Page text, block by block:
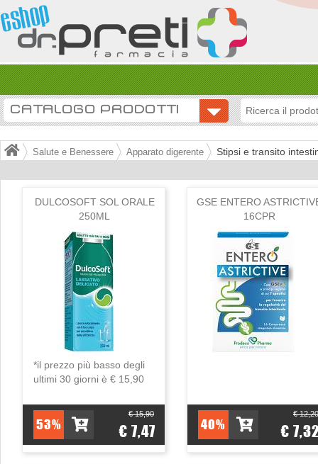
CATALOGO PRODOTTI
Salute e Benessere Apparato digerente Stipsi e transito
DULCOSOFT SOL ORALE
250ML
*il prezzo più basso degli
ultimi 30 giorni è € 15,90
53%
€ 15,90
€ 7,47
GSE ENTERO
16CPR
40%
€ 12,20
€